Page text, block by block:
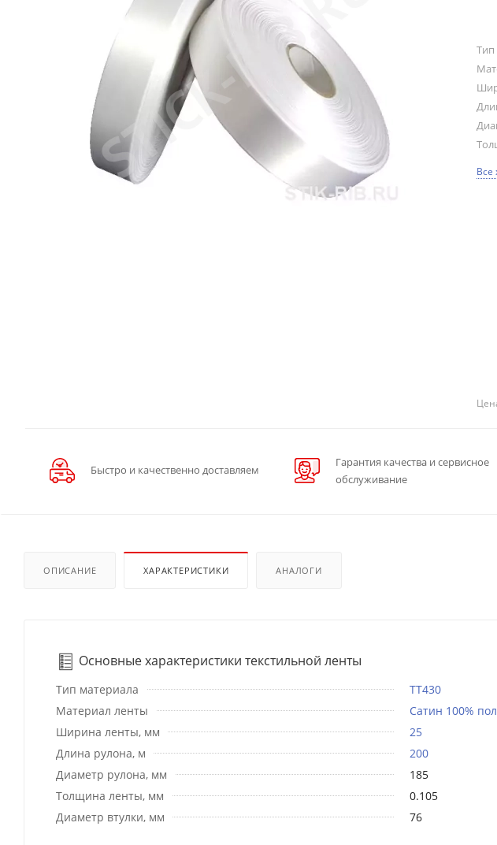
Тип
Все
Быстро и качественно доставляем
Гарантия качества и сервисное
обслуживание
ОПИСАНИЕ ХАРАКТЕРИСТИКИ АНАЛОГИ
Основные характеристики текстильной ленты
Тип материала
TT430
Материал ленты
Сатин 100%
Ширина ленты, мм
25
Длина рулона, м
200
Диаметр рулона, мм
185
Толщина ленты, мм
0.105
Диаметр втулки, мм
76